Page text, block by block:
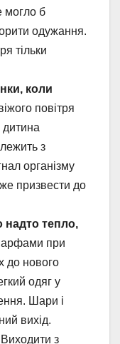
могло б
одужання.
тільки
коли
повітря
з
організму
призвести до
надто тепло,
при
до нового
одяг у
Шари і
вихід.
Виходити з